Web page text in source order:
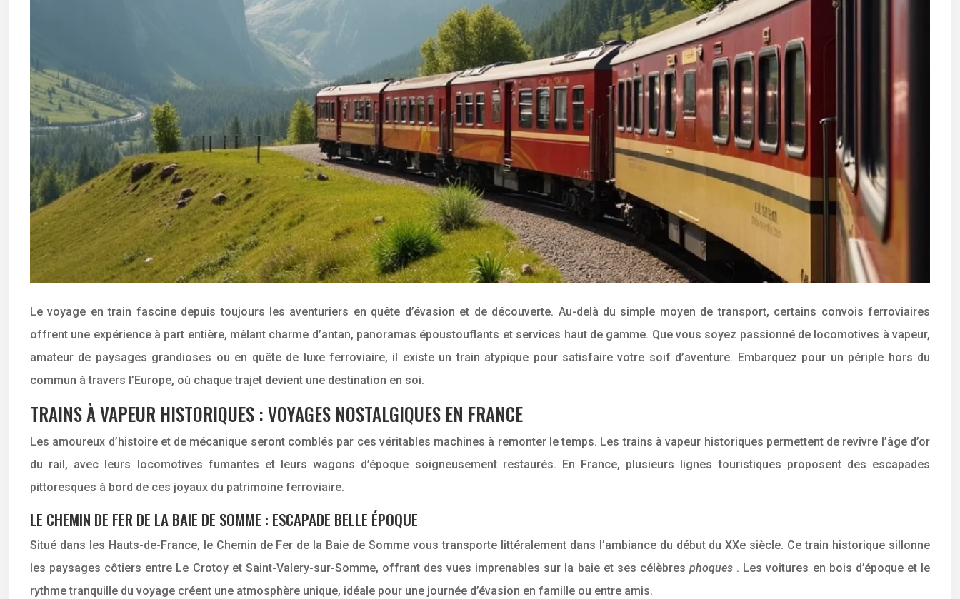
Le voyage en train fascine depuis toujours les aventuriers en quête d’évasion et de découverte. Au-delà du simple moyen de transport, certains convois ferroviaires
offrent une expérience à part entière, mêlant charme d’antan, panoramas époustouflants et services haut de gamme. Que vous soyez passionné de locomotives à vapeur,
amateur de paysages grandioses ou en quête de luxe ferroviaire, il existe un train atypique pour satisfaire votre soif d’aventure. Embarquez pour un périple hors du
commun à travers l’Europe, où chaque trajet devient une destination en soi.
TRAINS À VAPEUR HISTORIQUES : VOYAGES NOSTALGIQUES EN FRANCE
Les amoureux d’histoire et de mécanique seront comblés par ces véritables machines à remonter le temps. Les trains à vapeur historiques permettent de revivre l’âge d’or
du rail, avec leurs locomotives fumantes et leurs wagons d’époque soigneusement restaurés. En France, plusieurs lignes touristiques proposent des escapades
pittoresques à bord de ces joyaux du patrimoine ferroviaire.
LE CHEMIN DE FER DE LA BAIE DE SOMME : ESCAPADE BELLE ÉPOQUE
Situé dans les Hauts-de-France, le Chemin de Fer de la Baie de Somme vous transporte littéralement dans l’ambiance du début du XXe siècle. Ce train historique sillonne
les paysages côtiers entre Le Crotoy et Saint-Valery-sur-Somme, offrant des vues imprenables sur la baie et ses célèbresphoques . Les voitures en bois d’époque et le
rythme tranquille du voyage créent une atmosphère unique, idéale pour une journée d’évasion en famille ou entre amis.